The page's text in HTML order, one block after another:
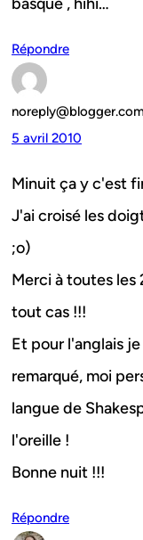
basque , hihi…
Répondre
5 avril 2010
Minuit ça y c'est
J'ai croisé les
;o)
Merci à toutes les
tout cas !!!
Et pour l'anglais
remarqué, moi
langue de
l'oreille !
Bonne nuit !!!
Répondre